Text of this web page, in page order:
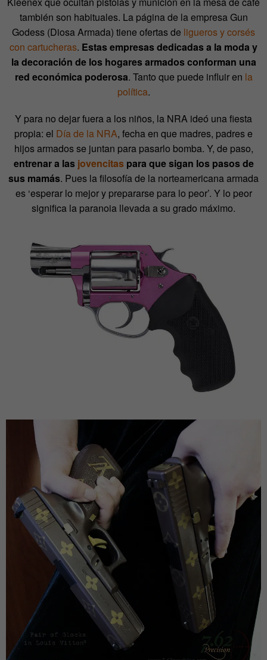
también son habituales. La página de la empresa Gun
Godess (Diosa Armada) tiene ofertas de ligueros y corsés
con cartucheras. Estas empresas dedicadas a la moda y
la decoración de los hogares armados conforman una
red económica poderosa. Tanto que puede influir en la
política.
Y para no dejar fuera a los niños, la NRA ideó una fiesta
propia: el Día de la NRA, fecha en que madres, padres e
hijos armados se juntan para pasarlo bomba. Y, de paso,
entrenar a las jovencitas para que sigan los pasos de
sus mamás. Pues la filosofía de la norteamericana armada
es ‘esperar lo mejor y prepararse para lo peor’. Y lo peor
significa la paranoia llevada a su grado máximo.